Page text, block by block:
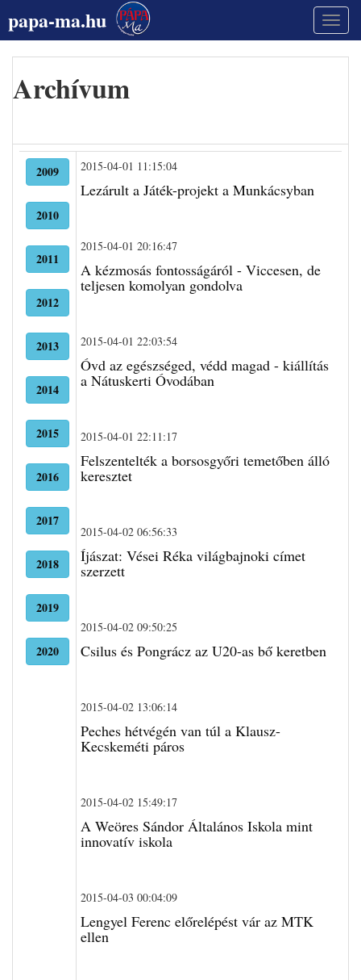
papa-ma.hu
Archívum
2009
2010
2011
2012
2013
2014
2015
2016
2017
2018
2019
2020
2015-04-01 11:15:04
Lezárult a Játék-projekt a Munkácsyban
2015-04-01 20:16:47
A kézmosás fontosságáról - Viccesen, de
teljesen komolyan gondolva
2015-04-01 22:03:54
Óvd az egészséged, védd magad - kiállítás
a Nátuskerti Óvodában
2015-04-01 22:11:17
Felszentelték a borsosgyőri temetőben álló
keresztet
2015-04-02 06:56:33
Íjászat: Vései Réka világbajnoki címet
szerzett
2015-04-02 09:50:25
Csilus és Pongrácz az U20-as bő keretben
2015-04-02 13:06:14
Peches hétvégén van túl a Klausz-
Kecskeméti páros
2015-04-02 15:49:17
A Weöres Sándor Általános Iskola mint
innovatív iskola
2015-04-03 00:04:09
Lengyel Ferenc előrelépést vár az MTK
ellen